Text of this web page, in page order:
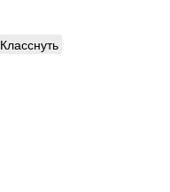
Класснуть